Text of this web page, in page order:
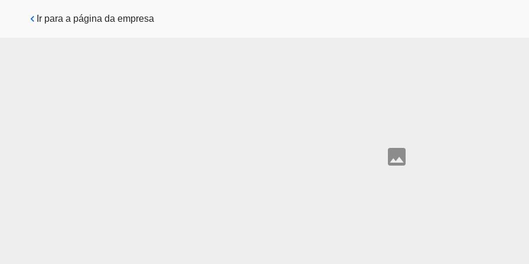
Pular para o conteúdo principal
Ir para a página da empresa